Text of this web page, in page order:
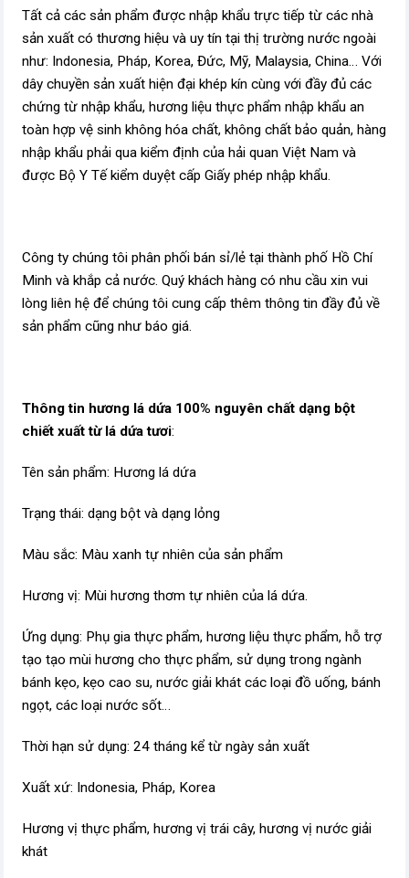
Tất cả các sản phẩm được nhập khẩu trực tiếp từ các nhà
sản xuất có thương hiệu và uy tín tại thị trường nước ngoài
như: Indonesia, Pháp, Korea, Đức, Mỹ, Malaysia, China… Với
dây chuyền sản xuất hiện đại khép kín cùng với đầy đủ các
chứng từ nhập khẩu, hương liệu thực phẩm nhập khẩu an
toàn hợp vệ sinh không hóa chất, không chất bảo quản, hàng
nhập khẩu phải qua kiểm định của hải quan Việt Nam và
được Bộ Y Tế kiểm duyệt cấp Giấy phép nhập khẩu.
Công ty chúng tôi phân phối bán sỉ/lẻ tại thành phố Hồ Chí
Minh và khắp cả nước. Quý khách hàng có nhu cầu xin vui
lòng liên hệ để chúng tôi cung cấp thêm thông tin đầy đủ về
sản phẩm cũng như báo giá.
Thông tin hương lá dứa 100% nguyên chất dạng bột
chiết xuất từ lá dứa tươi:
Tên sản phẩm: Hương lá dứa
Trạng thái: dạng bột và dạng lỏng
Màu sắc: Màu xanh tự nhiên của sản phẩm
Hương vị: Mùi hương thơm tự nhiên của lá dứa.
Ứng dụng: Phụ gia thực phẩm, hương liệu thực phẩm, hỗ trợ
tạo tạo mùi hương cho thực phẩm, sử dụng trong ngành
bánh kẹo, kẹo cao su, nước giải khát các loại đồ uống, bánh
ngọt, các loại nước sốt…
Thời hạn sử dụng: 24 tháng kể từ ngày sản xuất
Xuất xứ: Indonesia, Pháp, Korea
Hương vị thực phẩm, hương vị trái cây, hương vị nước giải
khát